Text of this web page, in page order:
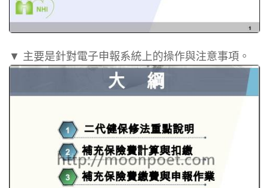
▼ 主要是針對電子申報系統上的操作與注意事項。